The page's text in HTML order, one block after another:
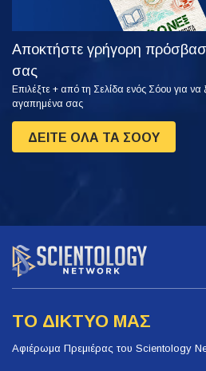
Αποκτήστε γρήγορη
σας
Επιλέξτε + από τη Σελίδα ενός Σόου για να
αγαπημένα σας
ΔΕΙΤΕ ΟΛΑ ΤΑ ΣΟΟΥ
ΤΟ ΔΙΚΤΥΟ ΜΑΣ
Αφιέρωμα Πρεμιέρας του Scientology